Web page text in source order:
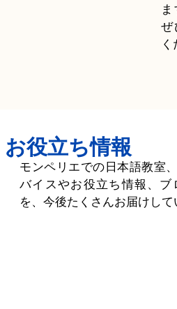
ぜ
く
お役立ち情報
モンペリエでの日本語教室
バイスやお役立ち情報、
を、今後たくさんお届けして